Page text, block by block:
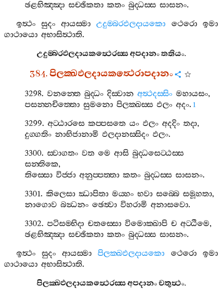
ඡළභිඤ‍්ඤා සච‍්ඡිකතා කතං බුද‍්ධස‍්ස සාසනං.
ඉත්‍ථං සුදං ආයස‍්මා උදුම‍්බරඵලදායකො ථෙරො ඉමා
ගාථායො අභාසිත්‍ථාති.
උදුම‍්බරඵලදායකත්‍ථෙරස‍්සඅපදානංතතියං.
384.පිලක‍්ඛඵලදායකත්‍ථෙරාපදානං
3298.වනන‍්තෙ බුද‍්ධං දිස‍්වාන අත්‍ථදස‍්සිං මහායසං,
පසන‍්නචිත‍්තො සුමනො පිලක‍්ඛස‍්ස ඵලං අදං. 1
3299.අට‍්ඨාරසෙ කප‍්පසතෙ යං ඵලං අදදිං තදා,
දුග‍්ගතිං නාභිජානාමි ඵලදානස‍්සිදං ඵලං.
3300.ස‍්වාගතං වත මෙ ආසි බුද‍්ධසෙට‍්ඨස‍්ස
සන‍්තිකෙ,
තිස‍්සො විජ‍්ජා අනුප‍්පත‍්තා කතං බුද‍්ධස‍්ස සාසනං.
3301.කිලෙසා ඣාපිතා මය‍්හං භවා සබ‍්බෙ සමූහතා,
නාගොව බන්‍ධනං ඡෙත්‍වා විහරාමි අනාසවො.
3302.පටිසම‍්භිදා චතස‍්සො විමොක‍්ඛාපි ච අට‍්ඨිමෙ,
ඡළභිඤ‍්ඤා සච‍්ඡිකතා කතං බුද‍්ධස‍්ස සාසනං.
ඉත්‍ථං
සුදං ආයස‍්මා පිලක‍්ඛඵලදායකො ථෙරො
ඉමා
ගාථායො අභාසිත්‍ථාති.
පිලක‍්ඛඵලදායකත්‍ථෙරස‍්සඅපදානංචතුත්‍ථං.